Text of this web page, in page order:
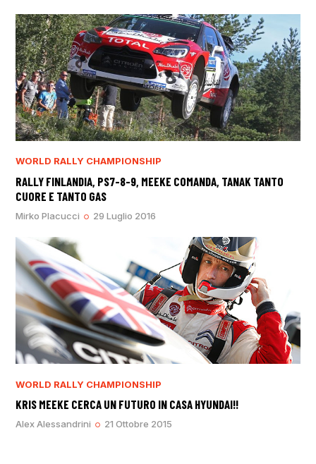
WORLD RALLY CHAMPIONSHIP
RALLY FINLANDIA, PS7-8-9, MEEKE COMANDA, TANAK TANTO
CUORE E TANTO GAS
Mirko Placucci 29 Luglio 2016
WORLD RALLY CHAMPIONSHIP
KRIS MEEKE CERCA UN FUTURO IN CASA HYUNDAI!!
Alex Alessandrini 21 Ottobre 2015